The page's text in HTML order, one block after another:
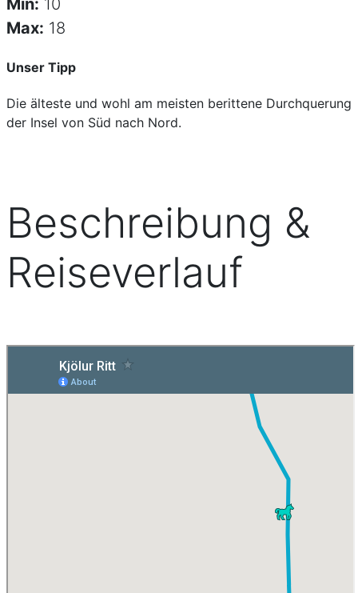
Min: 10
Max: 18
Unser Tipp
Die älteste und wohl am meisten berittene Durchquerung
der Insel von Süd nach Nord.
Beschreibung &
Reiseverlauf